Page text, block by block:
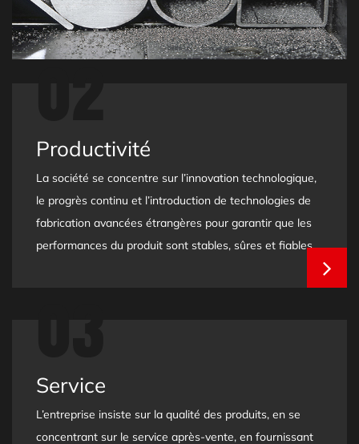
02
Productivité
La société se concentre sur l’innovation technologique,
le progrès continu et l’introduction de technologies de
fabrication avancées étrangères pour garantir que les
performances du produit sont stables, sûres et fiables.
Service
L’entreprise insiste sur la qualité des produits, en se
concentrant sur le service après-vente, en fournissant